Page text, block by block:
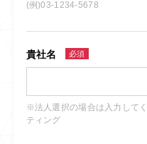
(例)03-1234-5678
貴社名 必須
※法人選択の場合は入力して
ティング